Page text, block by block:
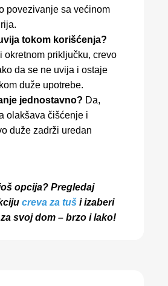
povezivanje sa većinom
tokom korišćenja?
okretnom priključku, crevo
da se ne uvija i ostaje
duže upotrebe.
jednostavno? Da,
olakšava čišćenje i
duže zadrži uredan
opcija? Pregledaj
creva za tuš i izaberi
svoj dom – brzo i lako!